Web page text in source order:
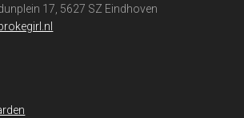
17, 5627 SZ Eindhoven